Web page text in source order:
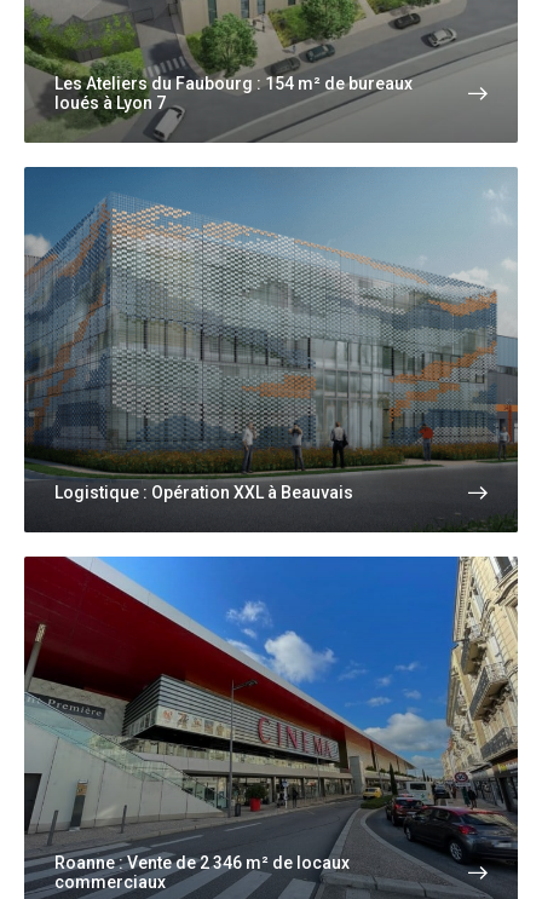
Les Ateliers du Faubourg : 154 m² de bureaux
loués à Lyon 7
Logistique : Opération XXL à Beauvais
Roanne : Vente de 2 346 m² de locaux
commerciaux